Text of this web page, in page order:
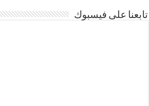
تابعنا على فيسبوك